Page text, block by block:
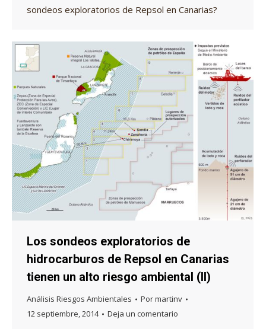
sondeos exploratorios de Repsol en Canarias?
Los sondeos exploratorios de
hidrocarburos de Repsol en Canarias
tienen un alto riesgo ambiental (II)
Análisis Riesgos Ambientales Pormartinv
12 septiembre, 2014
Deja un comentario